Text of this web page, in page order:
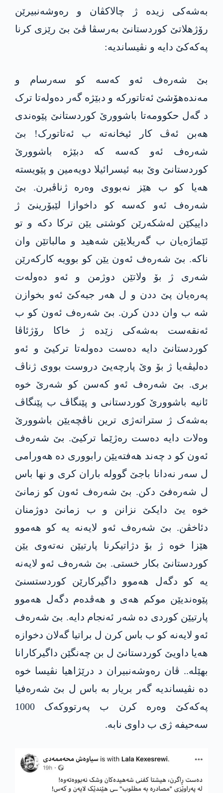
بەشەکی زیدە ژ چالاکڤان و رەوشەنبیرێن
رۆژهلاتێ کوردستانێ بەرسڤا ڤێ بێ رێزی کرنا
پەکەکێ دایە و نڤیساندیە:
بێ شەرەف ئەو کەسە کو سەرسام و
مەندەهۆشێ ئەتاتورکە و دبێژە گەر دەولەتا ترک
د گەل حکوومەتا باشوورێ کوردستانێ پێوەندی
هەبن ئەڤ کار ئیخانەتە ب ئەتاتورک! بێ
شەرەف ئەو کەسە کە دبێژە باشوورێ
کوردستانێ وێ ببە ئیسرائیلا دویەمین و پێویستە
هەیا کو ب‌ هێز نەبووی وەرە ژناڤبرن. بێ
شەرەف ئەو کەسە کو داخوازا لێبۆرینێ ژ
داییکێن لەشکەرێن کوشتی یێن ترکا دکە و تو
ئێماژەیان ب گەریلایێن شەهید و مالباتێن وان
ناکە. بێ شەرەف ئەون یێن کو بوویە کارکەرێن
شەری ژ بۆ ولاتێن دوژمن و ئەو دەولەت
پەرەیان پێ ددن و ل هەر جیەکێ ئەو بخوازن
شە ب وان ددن کرن. بێ شەرەف ئەون کو ب
ئەنقەست بەشەکی زێدە ژ خاکا رۆژئاڤا
کوردستانێ دایە دەست دەولەتا ترکیێ و ئەو
دەلیڤەیا ژ بۆ وێ پارچەیێ دروست بووی ژناڤ
بری. بێ شەرەف ئەو کەسن کو شەرێ خوە
ئانیە باشوورێ کوردستانی و پێنگاڤ ب پێنگاڤ
بەشەک ژ ستراتەژی ترین ناڤچەیێن باشوورێ
وەلات دایە دەست رەژێما ترکیێ. بێ شەرەف
ئەون کو د چەند هەفتەیێن رابووری دە هەورامی
ل سەر نەدانا باجێ گوولە باران کری و نها باس
ل شەرەفێ دکن. بێ شەرەف ئەون کو زمانێ
خوە یێ دایکێ نزانن و ب زمانێ دوژمنان
دئاخڤن. بێ شەرەف ئەو لایەنە یە کو هەموو
هێزا خوە ژ بۆ دژاتیکرنا پارتیێن نەتەوی یێن
کوردستانێ بکار خستی. بێ شەرەف ئەو لایەنە
یە کو دگەل هەموو داگیرکارێن کوردستسنێ
پێوەندیێن موکم هەی و هەڤدەم دگەل هەموو
پارتیێن کوردی دە شەر ئەنجام دایە. بێ شەرەف
ئەو لایەنە کو ب باس کرن ل براتیا گەلان دخوازە
هەیا داویێ کوردستانێ ل بن چەنگێن داگیرکارانا
بهێلە.. ڤان رەوشەنبیران د درێژاهیا نڤیسا خوە
دە نڤیساندیە گەر بریار بە باس ل بێ شەرەفیا
پەکەکێ وەرە کرن ب پەرتووکەک 1000
سەحیفە ژی ب داوی نابە.